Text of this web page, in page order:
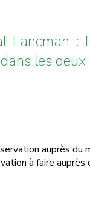
Lancman
les deux
auprès du
à faire